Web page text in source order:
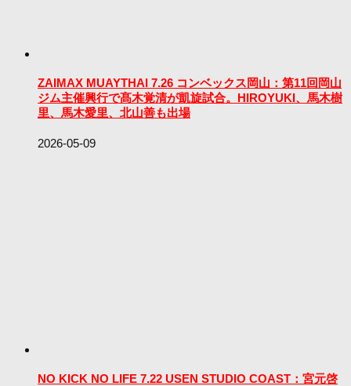
ZAIMAX MUAYTHAI 7.26 コンベックス岡山：第11回岡山
ジム主催興行で髙木覚清が凱旋試合。HIROYUKI、馬木樹
里、馬木愛里、北山善も出場
2026-05-09
NO KICK NO LIFE 7.22 USEN STUDIO COAST：宮元啓